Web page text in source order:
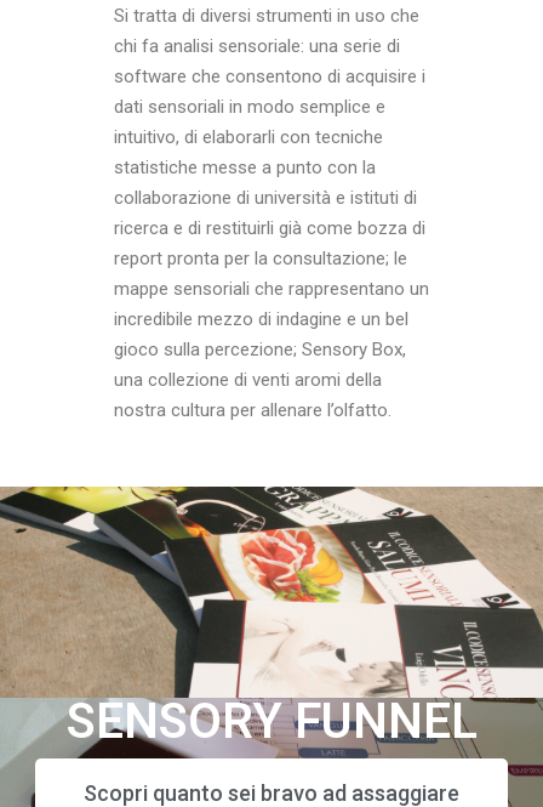
Si tratta di diversi strumenti in uso che
chi fa analisi sensoriale: una serie di
software che consentono di acquisire i
dati sensoriali in modo semplice e
intuitivo, di elaborarli con tecniche
statistiche messe a punto con la
collaborazione di università e istituti di
ricerca e di restituirli già come bozza di
report pronta per la consultazione; le
mappe sensoriali che rappresentano un
incredibile mezzo di indagine e un bel
gioco sulla percezione; Sensory Box,
una collezione di venti aromi della
nostra cultura per allenare l’olfatto.
SENSORY FUNNEL
Scopri quanto sei bravo ad assaggiare